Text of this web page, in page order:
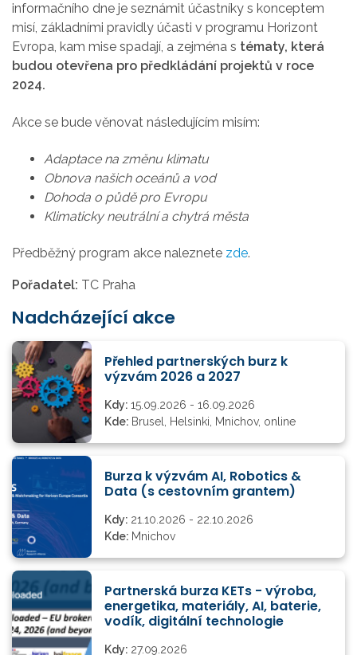
informačního dne je seznámit účastníky s konceptem
misí, základními pravidly účasti v programu Horizont
Evropa, kam mise spadají, a zejména s tématy, která
budou otevřena pro předkládání projektů v roce
2024.
Akce se bude věnovat následujícím misím:
Adaptace na změnu klimatu
Obnova našich oceánů a vod
Dohoda o půdě pro Evropu
Klimaticky neutrální a chytrá města
Předběžný program akce naleznete zde.
Pořadatel: TC Praha
Nadcházející akce
Přehled partnerských burz k
výzvám 2026 a 2027
Kdy: 15.09.2026 - 16.09.2026
Kde: Brusel, Helsinki, Mnichov, online
Burza k výzvám AI, Robotics &
Data (s cestovním grantem)
Kdy: 21.10.2026 - 22.10.2026
Kde: Mnichov
Partnerská burza KETs - výroba,
energetika, materiály, AI, baterie,
vodík, digitální technologie
Kdy: 27.09.2026